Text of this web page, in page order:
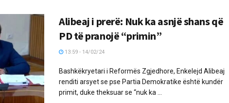
Alibeaj i prerë: Nuk ka asnjë shans që
PD të pranojë “primin”
13:59 - 14/02/24
Bashkëkryetari i Reformës Zgjedhore, Enkelejd Alibeaj
renditi arsyet se pse Partia Demokratike është kundër
primit, duke theksuar se “nuk ka ...